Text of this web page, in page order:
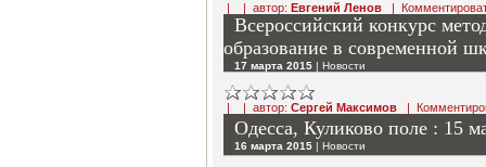
| | автор: Евгений Ленов |
Всероссийский конкурс
образование в современной
17 марта 2015 | Новости
| | автор: Сергей Максимов |
Одесса, Куликово поле : 15
16 марта 2015 | Новости